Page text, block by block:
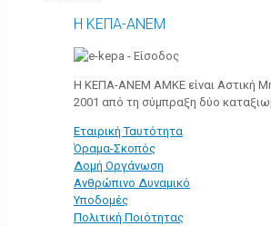
Η ΚΕΠΑ-ΑΝΕΜ
Η ΚΕΠΑ-ΑΝΕΜ ΑΜΚΕ είναι Αστική Μη
2001 από τη σύμπραξη δύο
Εταιρική Ταυτότητα
Όραμα-Σκοπός
Δομή Οργάνωση
Ανθρώπινο Δυναμικό
Υποδομές
Πολιτική Ποιότητας